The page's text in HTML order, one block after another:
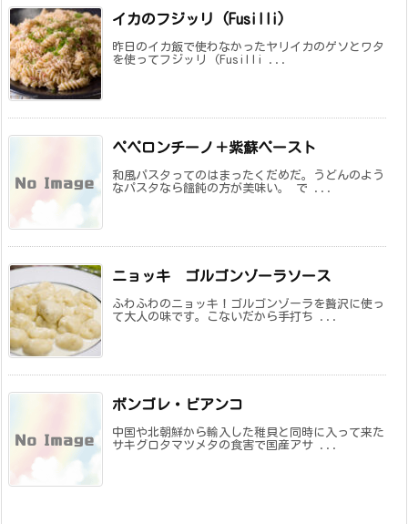
イカのフジッリ (Fusilli)
昨日のイカ飯で使わなかったヤリイカのゲソとワタ
を使ってフジッリ (Fusilli ...
ペペロンチーノ＋紫蘇ペースト
和風パスタってのはまったくだめだ。うどんのよう
なパスタなら饂飩の方が美味い。 で ...
ニョッキ ゴルゴンゾーラソース
ふわふわのニョッキ！ゴルゴンゾーラを贅沢に使っ
て大人の味です。こないだから手打ち ...
ボンゴレ・ビアンコ
中国や北朝鮮から輸入した稚貝と同時に入って来た
サキグロタマツメタの食害で国産アサ ...